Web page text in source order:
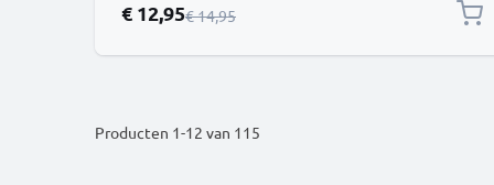
Speciale prijs
€ 12,95Normale prijs
€ 14,95
Producten 1-12 van 115